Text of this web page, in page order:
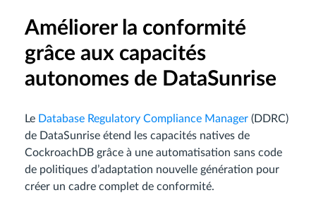
Améliorer la conformité
grâce aux capacités
autonomes de DataSunrise
Le Database Regulatory Compliance Manager (DDRC)
de DataSunrise étend les capacités natives de
CockroachDB grâce à une automatisation sans code
de politiques d’adaptation nouvelle génération pour
créer un cadre complet de conformité.